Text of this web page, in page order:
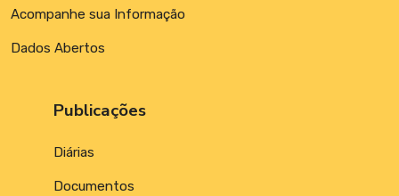
Acompanhe sua Informação
Dados Abertos
Publicações
Diárias
Documentos